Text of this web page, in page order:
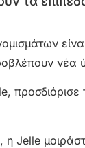
νέα
προσδιόρισε
η Jelle